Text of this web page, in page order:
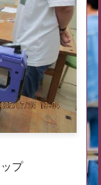
プ